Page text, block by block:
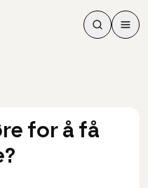
Søk
Søk
Meny
for å få